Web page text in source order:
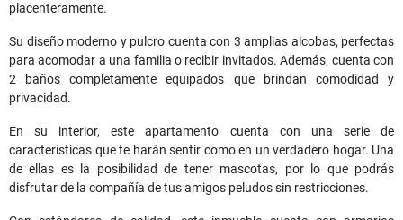
placenteramente.
Su diseño moderno y pulcro cuenta con 3 amplias alcobas, perfectas
para acomodar a una familia o recibir invitados. Además, cuenta con
2 baños completamente equipados que brindan comodidad y
privacidad.
En su interior, este apartamento cuenta con una serie de
características que te harán sentir como en un verdadero hogar. Una
de ellas es la posibilidad de tener mascotas, por lo que podrás
disfrutar de la compañía de tus amigos peludos sin restricciones.